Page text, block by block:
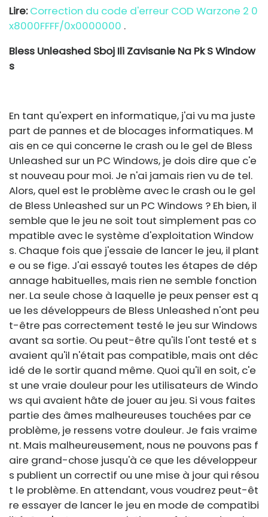
Lire: Correction du code d'erreur COD Warzone 2 0
x8000FFFF/0x0000000 .
Bless Unleashed Sboj Ili Zavisanie Na Pk S Window
s
En tant qu'expert en informatique, j'ai vu ma juste
part de pannes et de blocages informatiques. M
ais en ce qui concerne le crash ou le gel de Bless
Unleashed sur un PC Windows, je dois dire que c'e
st nouveau pour moi. Je n'ai jamais rien vu de tel.
Alors, quel est le problème avec le crash ou le gel
de Bless Unleashed sur un PC Windows ? Eh bien, il
semble que le jeu ne soit tout simplement pas co
mpatible avec le système d'exploitation Window
s. Chaque fois que j'essaie de lancer le jeu, il plant
e ou se fige. J'ai essayé toutes les étapes de dép
annage habituelles, mais rien ne semble fonction
ner. La seule chose à laquelle je peux penser est q
ue les développeurs de Bless Unleashed n'ont peu
t-être pas correctement testé le jeu sur Windows
avant sa sortie. Ou peut-être qu'ils l'ont testé et s
avaient qu'il n'était pas compatible, mais ont déc
idé de le sortir quand même. Quoi qu'il en soit, c'e
st une vraie douleur pour les utilisateurs de Windo
ws qui avaient hâte de jouer au jeu. Si vous faites
partie des âmes malheureuses touchées par ce
problème, je ressens votre douleur. Je fais vraime
nt. Mais malheureusement, nous ne pouvons pas f
aire grand-chose jusqu'à ce que les développeur
s publient un correctif ou une mise à jour qui résou
t le problème. En attendant, vous voudrez peut-êt
re essayer de lancer le jeu en mode de compatibi